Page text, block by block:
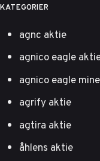
KATEGORIER
agnc aktie
agnico eagle
agnico eagle
agrify aktie
agtira aktie
åhlens aktie